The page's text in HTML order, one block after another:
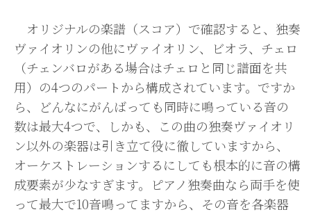
オリジナルの楽譜（スコア）で確認すると、独奏
ヴァイオリンの他にヴァイオリン、ビオラ、チェロ
（チェンバロがある場合はチェロと同じ譜面を共
用）の4つのパートから構成されています。ですか
ら、どんなにがんばっても同時に鳴っている音の
数は最大4つで、しかも、この曲の独奏ヴァイオリ
ン以外の楽器は引き立て役に徹していますから、
オーケストレーションするにしても根本的に音の構
成要素が少なすぎます。ピアノ独奏曲なら両手を使
って最大で10音鳴ってますから、その音を各楽器